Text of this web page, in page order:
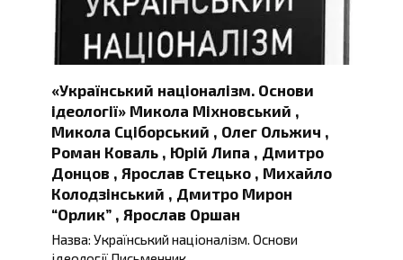
«Український націоналізм. Основи
ідеології» Микола Міхновський ,
Микола Сціборський , Олег Ольжич ,
Роман Коваль , Юрій Липа , Дмитро
Донцов , Ярослав Стецько , Михайло
Колодзінський , Дмитро Мирон
“Орлик” , Ярослав Оршан
Назва: Український націоналізм. Основи